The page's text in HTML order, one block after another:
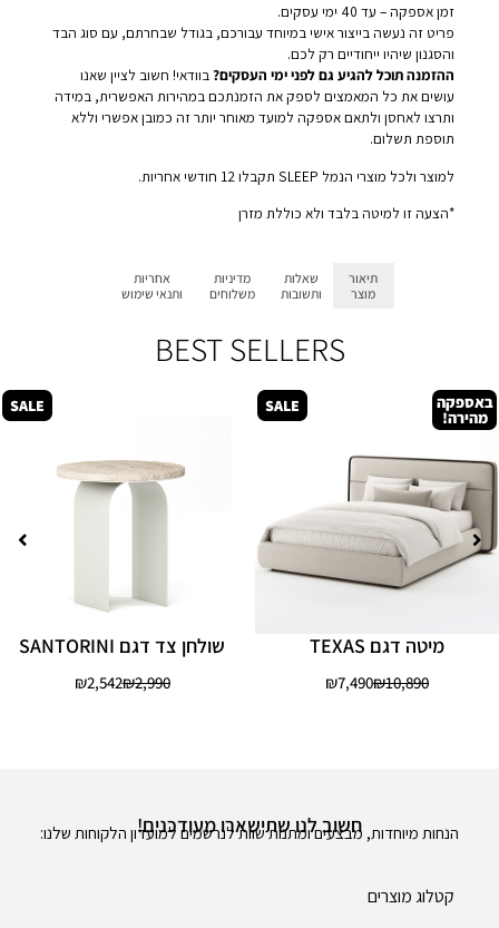
תיאור
מוצר
שאלות
ותשובות
מדיניות
משלוחים
אחריות
ותנאי שימוש
זמן אספקה – עד 40 ימי עסקים.
פריט זה נעשה בייצור אישי במיוחד עבורכם, בגודל שבחרתם, עם סוג הבד
והסגנון שיהיו ייחודיים רק לכם.
ההזמנה תוכל להגיע גם לפני ימי העסקים?בוודאי! חשוב לציין שאנו
עושים את כל המאמצים לספק את הזמנתכם במהירות האפשרית, במידה
ותרצו לאחסן ולתאם אספקה למועד מאוחר יותר זה כמובן אפשרי וללא
תוספת תשלום.
למוצר ולכל מוצרי הנמל SLEEP תקבלו 12 חודשי אחריות.
*הצעה זו למיטה בלבד ולא כוללת מזרן
BEST SELLERS
מיטה דגם TEXAS
₪10,890
₪7,490
SALE באספקה
מהירה!
שולחן צד דגם SANTORINI
₪2,990
₪2,542
SALE
קטלוג מוצרים
חשוב לנו שתישארו מעודכנים!
הנחות מיוחדות, מבצעים ומתנות שוות לנרשמים למועדון הלקוחות שלנו: